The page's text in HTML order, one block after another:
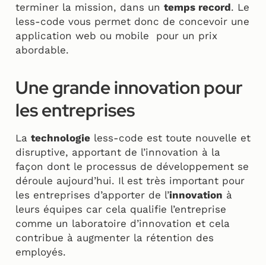
terminer la mission, dans un temps record. Le
less-code vous permet donc de concevoir une
application web ou mobile pour un prix
abordable.
Une grande innovation pour
les entreprises
La technologie less-code est toute nouvelle et
disruptive, apportant de l’innovation à la
façon dont le processus de développement se
déroule aujourd’hui. Il est très important pour
les entreprises d’apporter de l’innovation à
leurs équipes car cela qualifie l’entreprise
comme un laboratoire d’innovation et cela
contribue à augmenter la rétention des
employés.